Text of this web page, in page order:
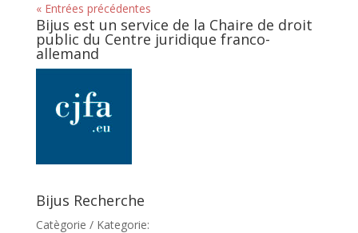
« Entrées précédentes
Bijus est un service de la Chaire de droit
public du Centre juridique franco-
allemand
Bijus Recherche
Catègorie / Kategorie: